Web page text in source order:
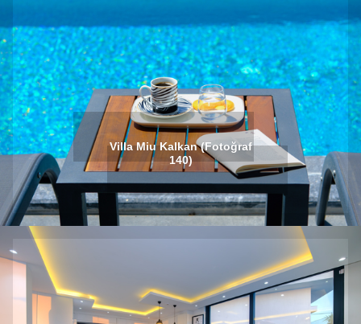
Villa Miu Kalkan (Fotoğraf
140)